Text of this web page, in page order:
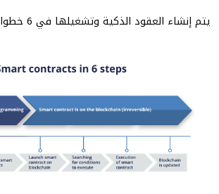
يتم إنشاء العقود الذكية وتشغيلها في 6 خطوات: